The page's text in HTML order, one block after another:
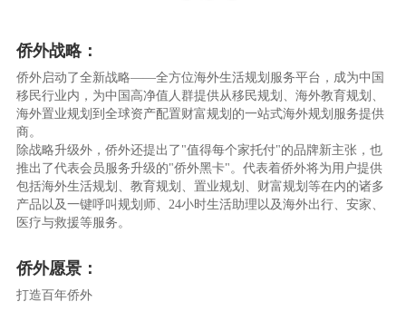
侨外战略：
侨外启动了全新战略——全方位海外生活规划服务平台，成为中国
移民行业内，为中国高净值人群提供从移民规划、海外教育规划、
海外置业规划到全球资产配置财富规划的一站式海外规划服务提供
商。
除战略升级外，侨外还提出了"值得每个家托付"的品牌新主张，也
推出了代表会员服务升级的"侨外黑卡"。代表着侨外将为用户提供
包括海外生活规划、教育规划、置业规划、财富规划等在内的诸多
产品以及一键呼叫规划师、24小时生活助理以及海外出行、安家、
医疗与救援等服务。
侨外愿景：
打造百年侨外